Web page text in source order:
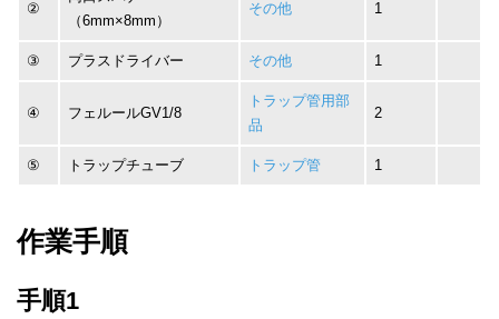
②
（6mm×8mm）
その他 1
③ プラスドライバー その他 1
④ フェルールGV1/8
トラップ管用部
品
2
⑤ トラップチューブ トラップ管 1
作業手順
手順1